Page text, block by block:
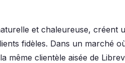
et chaleureuse, créent
fidèles. Dans un marché
même clientèle aisée de